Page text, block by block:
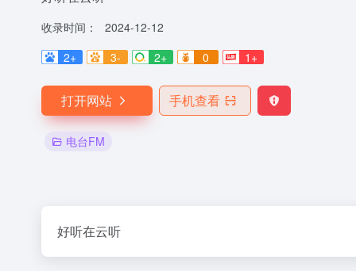
收录时间：
2024-12-12
2+
3- 2+ 0 1+
打开网站 手机查看
电台FM
好听在云听